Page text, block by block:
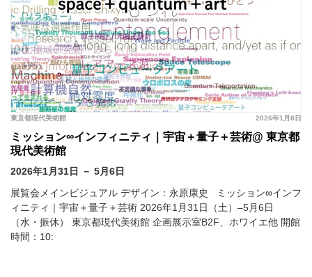
2026年1月8日
東京都現代美術館
ミッション∞インフィニティ｜宇宙＋量子＋芸術@ 東京都
現代美術館
2026年1月31日 － 5月6日
展覧会メインビジュアル デザイン：永原康史 ミッション∞インフ
ィニティ｜宇宙＋量子＋芸術 2026年1月31日（土）–5月6日
（水・振休） 東京都現代美術館 企画展示室B2F、ホワイエ他 開館
時間：10: